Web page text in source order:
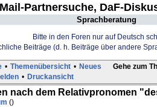
Partnersuche, DaF-
Sprachberatung
Bitte in den Foren nur auf Deutsch
Beiträge (d. h. Beiträge über andere
Gehe zum
• Themenübersicht • Neues
• Druckansicht
nach dem Relativpronomen
()